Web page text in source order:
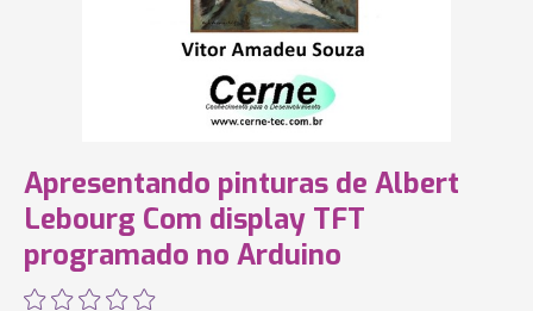
Apresentando pinturas de Albert
Lebourg Com display TFT
programado no Arduino